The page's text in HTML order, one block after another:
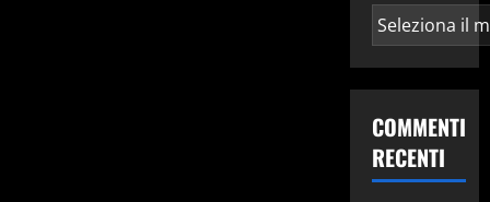
Archivi
COMMENTI
RECENTI